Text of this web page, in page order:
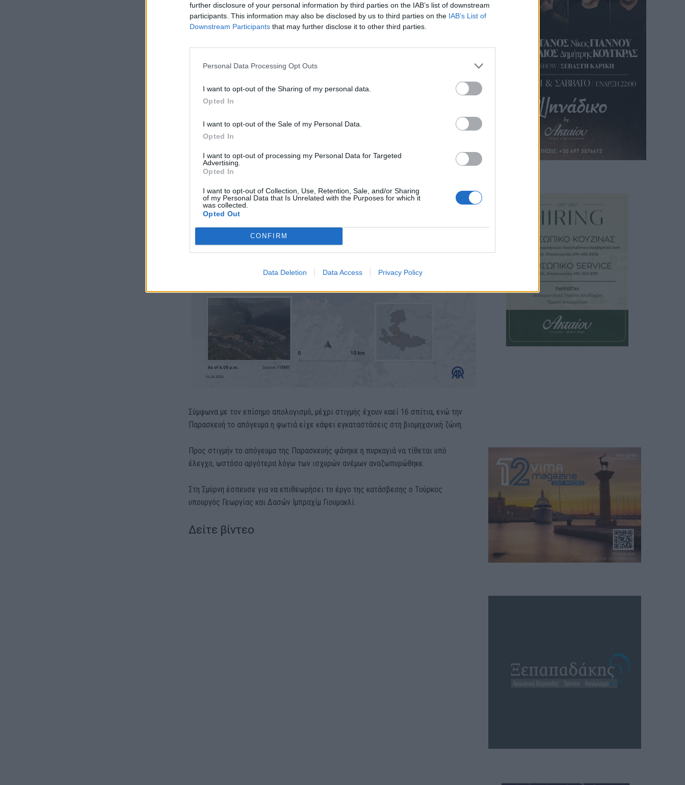
further disclosure of your personal information by third parties on the IAB’s list of downstream
participants. This information may also be disclosed by us to third parties on the IAB’s List of
Downstream Participants that may further disclose it to other third parties.
Personal Data Processing Opt Outs
I want to opt-out of the Sharing of my personal data.
Opted In
I want to opt-out of the Sale of my Personal Data.
Opted In
I want to opt-out of processing my Personal Data for Targeted
Advertising.
Opted In
I want to opt-out of Collection, Use, Retention, Sale, and/or Sharing
of my Personal Data that Is Unrelated with the Purposes for which it
was collected.
Opted Out
CONFIRM
Data Deletion Data Access Privacy Policy
Σύμφωνα με τον επίσημο απολογισμό, μέχρι στιγμής έχουν καεί 16 σπίτια, ενώ την
Παρασκευή το απόγευμα η φωτιά είχε κάψει εγκαταστάσεις στη βιομηχανική ζώνη.
Προς στιγμήν το απόγευμα της Παρασκευής φάνηκε η πυρκαγιά να τίθεται υπό
έλεγχο, ωστόσο αργότερα λόγω των ισχυρών ανέμων αναζωπυρώθηκε.
Στη Σμύρνη έσπευσε για να επιθεωρήσει το έργο της κατάσβεσης ο Τούρκος
υπουργός Γεωργίας και Δασών Ιμπραχίμ Γιουμακλί.
Δείτε βίντεο